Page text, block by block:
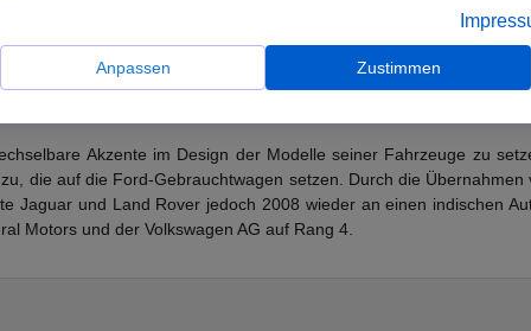
seinen Firmensitz nach Köln verlagert hatte, hieß die Firma von
Holding GmbH über 90 Prozent der Aktienanteile der deutschen
Akzente im Design der Modelle seiner Fahrzeuge zu
die auf die Ford-Gebrauchtwagen setzen. Durch die
Jaguar und Land Rover jedoch 2008 wieder an einen indischen
Motors und der Volkswagen AG auf Rang 4.
Anpassen Zustimmen